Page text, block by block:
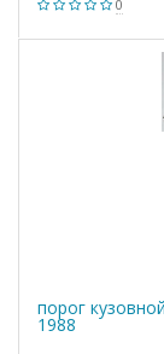
0
порог
1988